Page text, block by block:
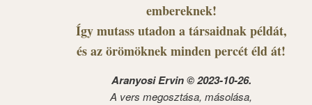
embereknek!
Így mutass utadon a társaidnak példát,
és az örömöknek minden percét éld át!
Aranyosi Ervin © 2023-10-26.
A vers megosztása, másolása,